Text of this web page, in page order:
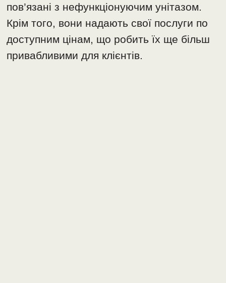
пов’язані з нефункціонуючим унітазом.
Крім того, вони надають свої послуги по
доступним цінам, що робить їх ще більш
привабливими для клієнтів.